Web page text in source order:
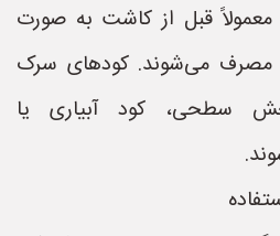
معمولاً قبل از کاشت به صورت
می‌شوند. کودهای سرک
سطحی، کود آبیاری یا